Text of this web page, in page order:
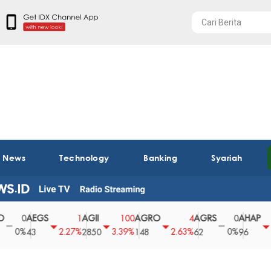
Technology Banking Syariah
AEGS
2.27% 2850
100
3.39%
AGRO
148
2.63%
AGRS
62
0AHAP
2.04%